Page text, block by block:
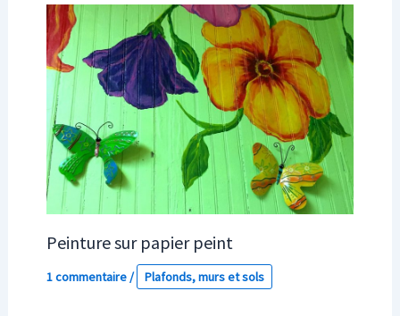
Peinture sur papier peint
1 commentaire/ Plafonds, murs et sols